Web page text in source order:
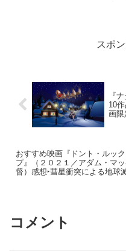
用
ッ
スポ
『
10
画限
おすすめ映画『ドント・ルッ
プ』（２０２１／アダム・マ
督）感想‣彗星衝突による地球
コメント